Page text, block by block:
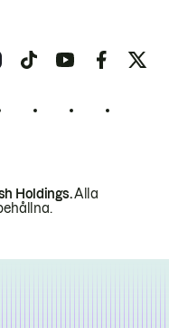
Holdings.Alla